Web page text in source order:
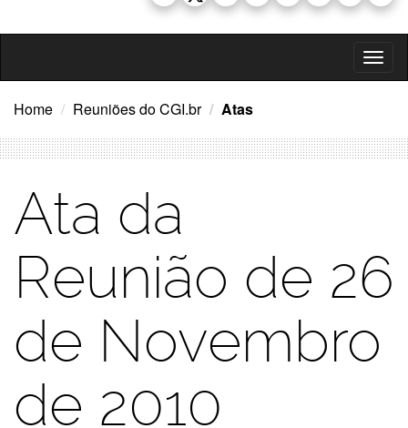
Home Reuniões do CGI.br Atas
Ata da
Reunião de 26
de Novembro
de 2010